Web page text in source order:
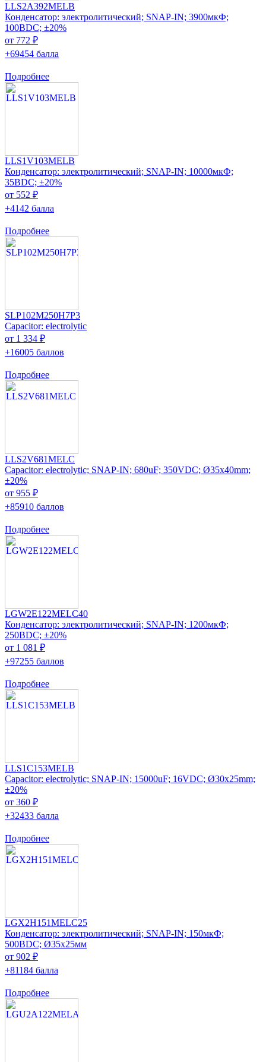
LLS2A392MELB
Конденсатор: электролитический; SNAP-IN; 3900мкФ;
100ВDC; ±20%
от 772 ₽
+69454 балла
Подробнее
LLS1V103MELB
Конденсатор: электролитический; SNAP-IN; 10000мкФ;
35ВDC; ±20%
от 552 ₽
+4142 балла
Подробнее
SLP102M250H7P3
Capacitor: electrolytic
от 1 334 ₽
+16005 баллов
Подробнее
LLS2V681MELC
Capacitor: electrolytic; SNAP-IN; 680uF; 350VDC; Ø35x40mm;
±20%
от 955 ₽
+85910 баллов
Подробнее
LGW2E122MELC40
Конденсатор: электролитический; SNAP-IN; 1200мкФ;
250ВDC; ±20%
от 1 081 ₽
+97255 баллов
Подробнее
LLS1C153MELB
Capacitor: electrolytic; SNAP-IN; 15000uF; 16VDC; Ø30x25mm;
±20%
от 360 ₽
+32433 балла
Подробнее
LGX2H151MELC25
Конденсатор: электролитический; SNAP-IN; 150мкФ;
500ВDC; Ø35x25мм
от 902 ₽
+81184 балла
Подробнее